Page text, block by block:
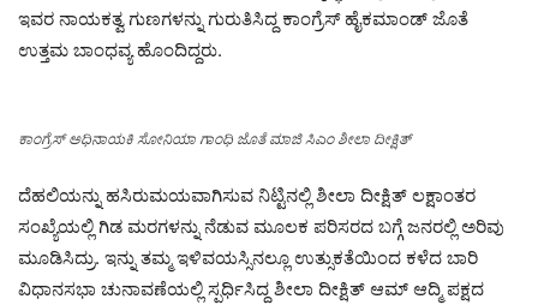
ಇವರ ನಾಯಕತ್ವ ಗುಣಗಳನ್ನು ಗುರುತಿಸಿದ್ದ ಕಾಂಗ್ರೆಸ್ ಹೈಕಮಾಂಡ್ ಜೊತೆ
ಉತ್ತಮ ಬಾಂಧವ್ಯ ಹೊಂದಿದ್ದರು.
ಕಾಂಗ್ರೆಸ್ ಅಧಿನಾಯಕಿ ಸೋನಿಯಾ ಗಾಂಧಿ ಜೊತೆ ಮಾಜಿ ಸಿಎಂ ಶೀಲಾ ದೀಕ್ಷಿತ್
ದೆಹಲಿಯನ್ನು ಹಸಿರುಮಯವಾಗಿಸುವ ನಿಟ್ಟಿನಲ್ಲಿ ಶೀಲಾ ದೀಕ್ಷಿತ್ ಲಕ್ಷಾಂತರ
ಸಂಖ್ಯೆಯಲ್ಲಿ ಗಿಡ ಮರಗಳನ್ನು ನೆಡುವ ಮೂಲಕ ಪರಿಸರದ ಬಗ್ಗೆ ಜನರಲ್ಲಿ ಅರಿವು
ಮೂಡಿಸಿದ್ರು. ಇನ್ನು ತಮ್ಮ ಇಳಿವಯಸ್ಸಿನಲ್ಲೂ ಉತ್ಸುಕತೆಯಿಂದ ಕಳೆದ ಬಾರಿ
ವಿಧಾನಸಭಾ ಚುನಾವಣೆಯಲ್ಲಿ ಸ್ಪರ್ಧಿಸಿದ್ದ ಶೀಲಾ ದೀಕ್ಷಿತ್ ಆಮ್ ಆದ್ಮಿ ಪಕ್ಷದ